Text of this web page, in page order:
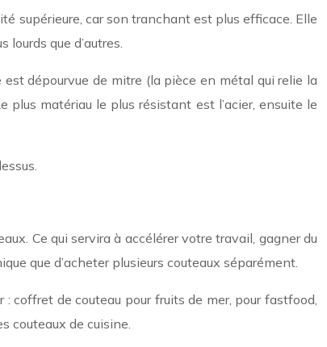
supérieure, car son tranchant est plus efficace. Elle
lourds que d’autres.
dépourvue de mitre (la pièce en métal qui relie la
matériau le plus résistant est l’acier, ensuite le
Ce qui servira à accélérer votre travail, gagner du
que d’acheter plusieurs couteaux séparément.
coffret de couteau pour fruits de mer, pour fastfood,
couteaux de cuisine.